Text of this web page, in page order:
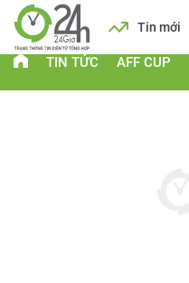
Tin mới AFF Cup
TIN TỨC AFF CUP